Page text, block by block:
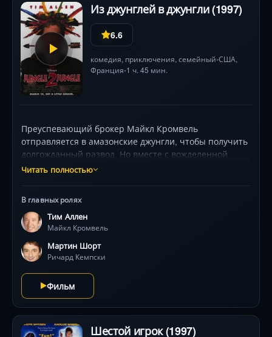
Из джунглей в джунгли (1997)
6.6
комедия, приключения, семейный•США,
Франция•1 ч. 45 мин.
Преуспевающий брокер Майкл Кромвель
отправляется в амазонские джунгли, чтобы получить
долгожданный развод. Но вместе с вожделенной
свободой ему достается… тринадцатилетний сын, о
Нью-Йорк. И здесь оказывается, что мальчик,
воспитанный среди аборигенов, больше разбирается
в дротиках и копьях, чем в светских манерах…
Читать полностью
В главных ролях
Тим Аллен
Майкл Кромвель
Мартин Шорт
Ричард Кемпски
Фильм
Шестой игрок (1997)